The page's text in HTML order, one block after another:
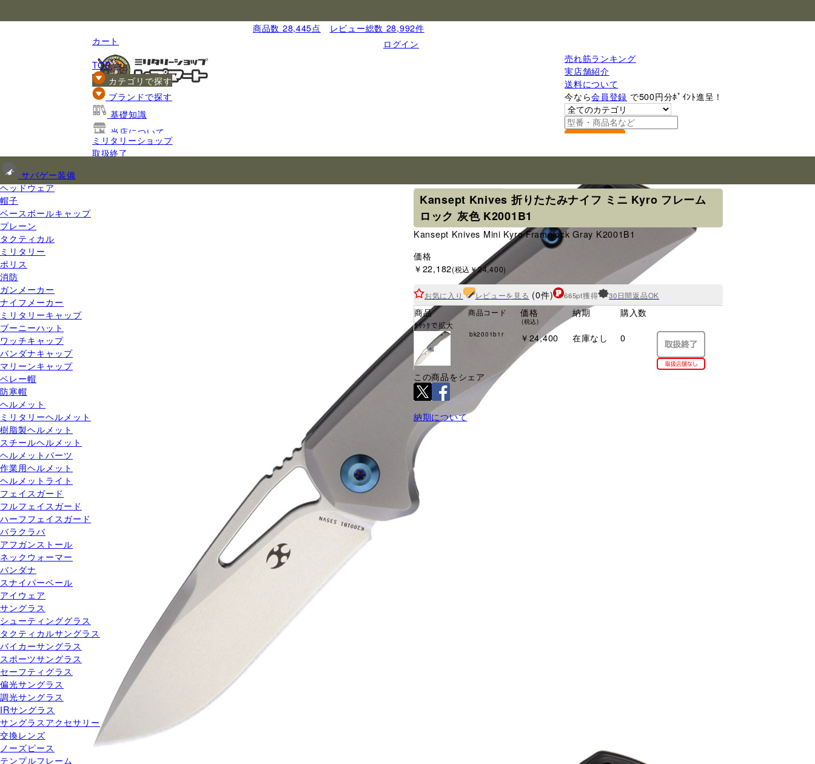
商品数 28,445点
レビュー総数 28,992件
ログイン
カート
売れ筋ランキング
実店舗紹介
送料について
今なら会員登録 で500円分ﾎﾟｲﾝﾄ進呈！
TOP
カテゴリで探す
サバゲー装備
ヘッドウェア
帽子
ベースボールキャップ
プレーン
タクティカル
ミリタリー
ポリス
消防
ガンメーカー
ナイフメーカー
ミリタリーキャップ
ブーニーハット
ワッチキャップ
バンダナキャップ
マリーンキャップ
ベレー帽
防寒帽
ヘルメット
ミリタリーヘルメット
樹脂製ヘルメット
スチールヘルメット
ヘルメットパーツ
作業用ヘルメット
ヘルメットライト
フェイスガード
フルフェイスガード
ハーフフェイスガード
バラクラバ
アフガンストール
ネックウォーマー
バンダナ
スナイパーベール
アイウェア
サングラス
シューティンググラス
タクティカルサングラス
バイカーサングラス
スポーツサングラス
セーフティグラス
偏光サングラス
調光サングラス
IRサングラス
サングラスアクセサリー
交換レンズ
ノーズピース
テンプルフレーム
ブランドで探す
基礎知識
当店について
ご利用ガイド
ミリタリーショップ
取扱終了
Kansept Knives 折りたたみナイフ ミニ Kyro フレーム
ロック 灰色 K2001B1
Kansept Knives Mini Kyro Framelock Gray K2001B1
価格
￥22,182(税込￥24,400)
お気に入り レビューを見る (0件) 665pt獲得 30日間返品OK
商品
ｸﾘｯｸで拡大
商品コード 価格
(税込)
納期 購入数
bk2001b1r ￥24,400 在庫なし 0
この商品をシェア
納期について